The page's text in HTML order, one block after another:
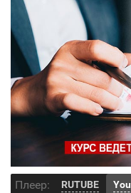
Плеер: RUTUBE